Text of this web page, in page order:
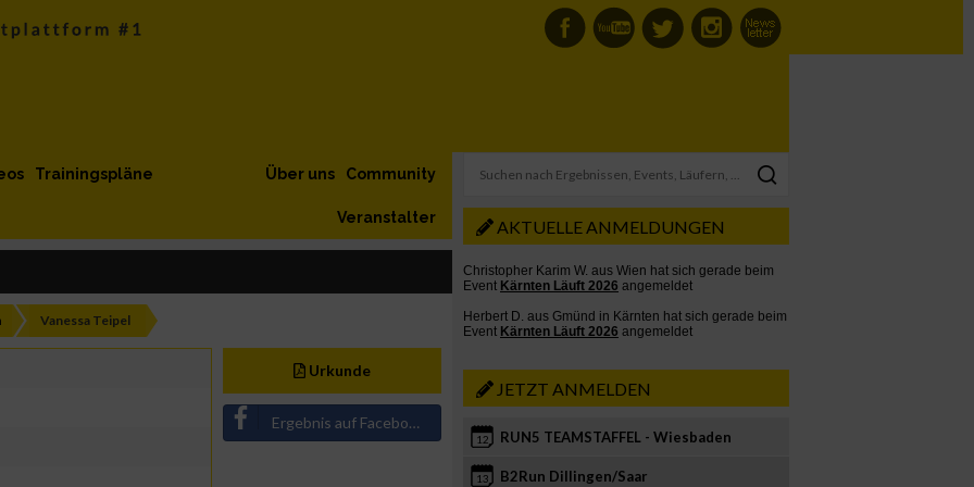
Trainingspläne Community
Über uns
Veranstalter
Vanessa Teipel
Urkunde
Ergebnis auf Facebook teilen
AKTUELLE ANMELDUNGEN
JETZT ANMELDEN
12 RUN5 TEAMSTAFFEL - Wiesbaden
13 B2Run Dillingen/Saar